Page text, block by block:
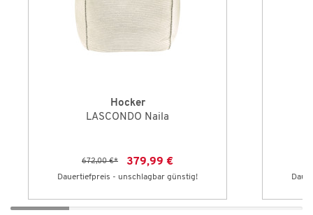
Hocker
LASCONDO Naila
672,00 €* 379,99 €
Dauertiefpreis - unschlagbar günstig!